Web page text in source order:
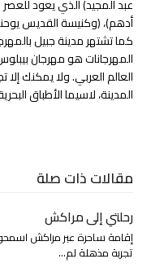
عبد المجيد) الذي يعود
أدهم)، (وكنيسة القديس
كما تشتهر مدينة جبيل
المهرجانات هو مهرجان
العالم العربي. ولا يمكنك إلا
المدينة، لاسيما الأطباق
مقالات ذات صلة
رحلتي إلى مراكش
إقامة ساحرة عبر مراكش
تجربة مذهلة لم…